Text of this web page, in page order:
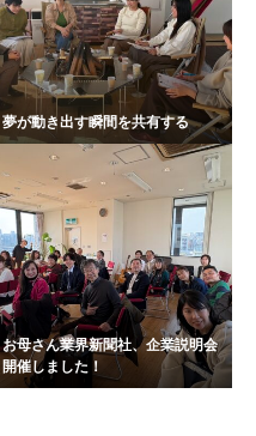
夢が動き出す瞬間を共有する
お母さん業界新聞社、企業説明会
開催しました！